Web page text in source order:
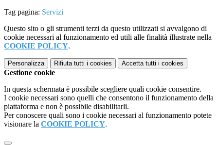
Tag pagina: Servizi
Questo sito o gli strumenti terzi da questo utilizzati si avvalgono di
cookie necessari al funzionamento ed utili alle finalità illustrate nella
COOKIE POLICY.
Personalizza Rifiuta tutti i cookies Accetta tutti i cookies
Gestione cookie
In questa schermata è possibile scegliere quali cookie consentire.
I cookie necessari sono quelli che consentono il funzionamento della
piattaforma e non è possibile disabilitarli.
Per conoscere quali sono i cookie necessari al funzionamento potete
visionare la COOKIE POLICY.